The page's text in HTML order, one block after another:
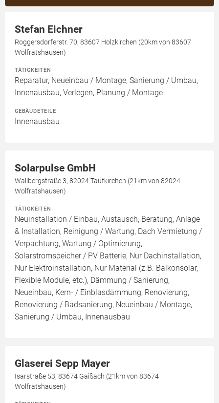
Stefan Eichner
Roggersdorferstr. 70, 83607 Holzkirchen (20km von 83607
Wolfratshausen)
TÄTIGKEITEN
Reparatur, Neueinbau / Montage, Sanierung / Umbau,
Innenausbau, Verlegen, Planung / Montage
GEBÄUDETEILE
Innenausbau
Solarpulse GmbH
Wallbergstraße 3, 82024 Taufkirchen (21km von 82024
Wolfratshausen)
TÄTIGKEITEN
Neuinstallation / Einbau, Austausch, Beratung, Anlage
& Installation, Reinigung / Wartung, Dach Vermietung /
Verpachtung, Wartung / Optimierung,
Solarstromspeicher / PV Batterie, Nur Dachinstallation,
Nur Elektroinstallation, Nur Material (z.B. Balkonsolar,
Flexible Module, etc.), Dämmung / Sanierung,
Neueinbau, Kern- / Einblasdämmung, Renovierung,
Renovierung / Badsanierung, Neueinbau / Montage,
Sanierung / Umbau, Innenausbau
Glaserei Sepp Mayer
Isarstraße 53, 83674 Gaißach (21km von 83674
Wolfratshausen)